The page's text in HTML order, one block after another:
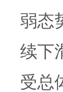
弱态
续下
受总